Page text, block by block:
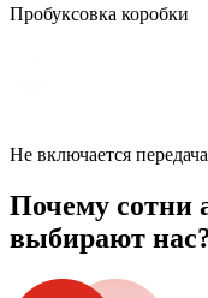
Пробуксовка коробки
Не включается передача
Почему сотни
выбирают